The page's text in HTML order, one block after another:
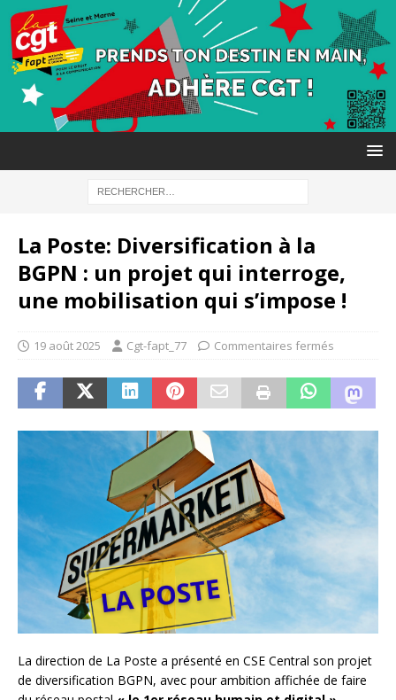
La Poste: Diversification à la
BGPN : un projet qui interroge,
une mobilisation qui s’impose !
19 août 2025 Cgt-fapt_77 Commentaires fermés
La direction de La Poste a présenté en CSE Central son projet
de diversification BGPN, avec pour ambition affichée de faire